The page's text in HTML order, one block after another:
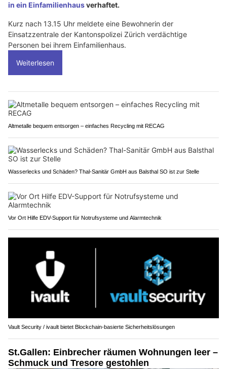
in ein Einfamilienhausverhaftet.
Kurz nach 13.15 Uhr meldete eine Bewohnerin der
Einsatzzentrale der Kantonspolizei Zürich verdächtige
Personen bei ihrem Einfamilienhaus.
Weiterlesen
Altmetalle bequem entsorgen – einfaches Recycling mit RECAG
Wasserlecks und Schäden? Thal-Sanitär GmbH aus Balsthal SO ist zur Stelle
Vor Ort Hilfe EDV-Support für Notrufsysteme und Alarmtechnik
Vault Security / ivault bietet Blockchain-basierte Sicherheitslösungen
St.Gallen: Einbrecher räumen Wohnungen leer –
Schmuck und Tresore gestohlen